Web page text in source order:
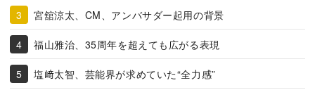
宮舘涼太、CM、アンバサダー起用の背景
福山雅治、35周年を超えても広がる表現
塩﨑太智、芸能界が求めていた“全力感”